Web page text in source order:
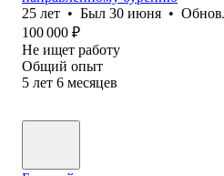
25 лет • Был 30 июня •
100 000 ₽
Не ищет работу
Общий опыт
5 лет 6 месяцев